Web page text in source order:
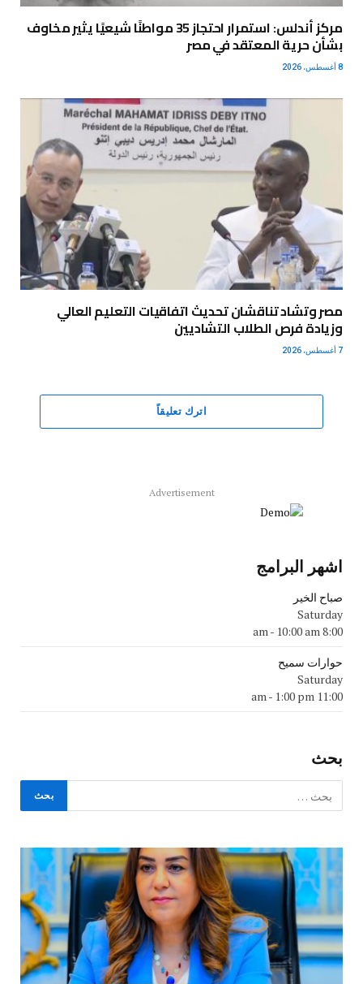
مركز أندلس: استمرار احتجاز 35 مواطنًا شيعيًا يثير مخاوف
بشأن حرية المعتقد في مصر
8 أغسطس، 2026
مصر وتشاد تناقشان تحديث اتفاقيات التعليم العالي
وزيادة فرص الطلاب التشاديين
7 أغسطس، 2026
اترك تعليقاً
Advertisement
اشهر البرامج
صباح الخير
Saturday
8:00 am
- 10:00 am
حوارات سميح
Saturday
11:00 am
- 1:00 pm
بحث